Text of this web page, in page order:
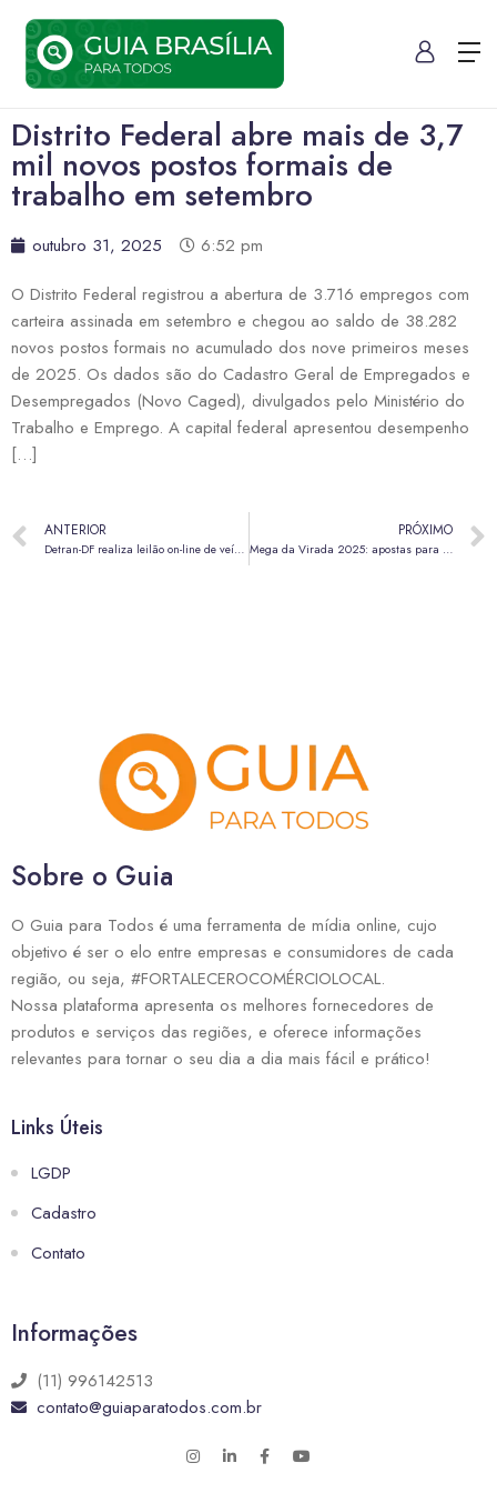
Distrito Federal abre mais de 3,7
mil novos postos formais de
trabalho em setembro
outubro 31, 2025
6:52 pm
O Distrito Federal registrou a abertura de 3.716 empregos com
carteira assinada em setembro e chegou ao saldo de 38.282
novos postos formais no acumulado dos nove primeiros meses
de 2025. Os dados são do Cadastro Geral de Empregados e
Desempregados (Novo Caged), divulgados pelo Ministério do
Trabalho e Emprego. A capital federal apresentou desempenho
[…]
ANTERIOR
Detran-DF realiza leilão on-line de veículos e sucatas nos dias 10, 11 e 12 de novembro
PRÓXIMO
Mega da Virada 2025: apostas para o concurso especial 2955 já podem ser feitas
Sobre o Guia
O Guia para Todos é uma ferramenta de mídia online, cujo
objetivo é ser o elo entre empresas e consumidores de cada
região, ou seja, #FORTALECEROCOMÉRCIOLOCAL.
Nossa plataforma apresenta os melhores fornecedores de
produtos e serviços das regiões, e oferece informações
relevantes para tornar o seu dia a dia mais fácil e prático!
Links Úteis
LGDP
Cadastro
Contato
Informações
(11) 996142513
contato@guiaparatodos.com.br